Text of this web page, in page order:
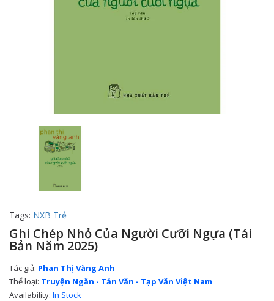
Tags: NXB Trẻ
Ghi Chép Nhỏ Của Người Cưỡi Ngựa (Tái
Bản Năm 2025)
Tác giả: Phan Thị Vàng Anh
Thể loại: Truyện Ngắn - Tản Văn - Tạp Văn Việt Nam
Availability: In Stock